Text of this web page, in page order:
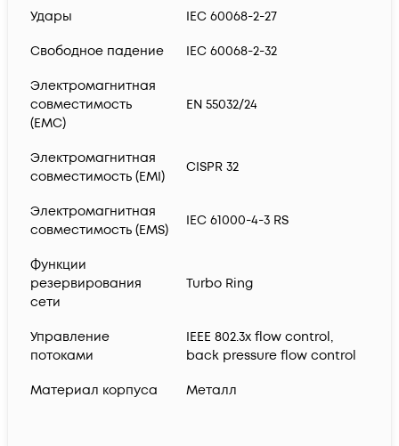
Удары IEC 60068-2-27
Свободное падение IEC 60068-2-32
Электромагнитная
совместимость
(EMC)
EN 55032/24
Электромагнитная
совместимость (EMI)
CISPR 32
Электромагнитная
совместимость (EMS)
IEC 61000-4-3 RS
Функции
резервирования
сети
Turbo Ring
Управление
потоками
IEEE 802.3x flow control,
back pressure flow control
Материал корпуса Металл